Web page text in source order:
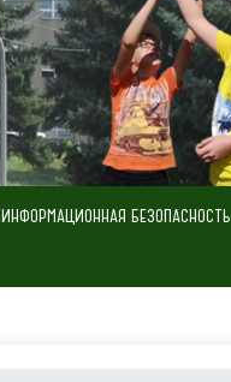
ИНФОРМАЦИОННАЯ БЕЗОПАСНОСТЬ